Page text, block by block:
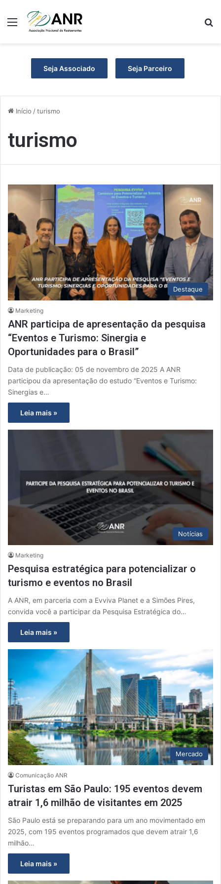
Menu
Seja Associado Seja Parceiro
Início /turismo
turismo
Destaque
Marketing
ANR participa de apresentação da pesquisa
“Eventos e Turismo: Sinergia e
Oportunidades para o Brasil”
Data de publicação: 05 de novembro de 2025 A ANR
participou da apresentação do estudo “Eventos e Turismo:
Sinergias e…
Leia mais »
Notícias
Marketing
Pesquisa estratégica para potencializar o
turismo e eventos no Brasil
A ANR, em parceria com a Evviva Planet e a Simões Pires,
convida você a participar da Pesquisa Estratégica do…
Leia mais »
Mercado
Comunicação ANR
Turistas em São Paulo: 195 eventos devem
atrair 1,6 milhão de visitantes em 2025
São Paulo está se preparando para um ano movimentado em
2025, com 195 eventos programados que devem atrair 1,6
milhão…
Leia mais »